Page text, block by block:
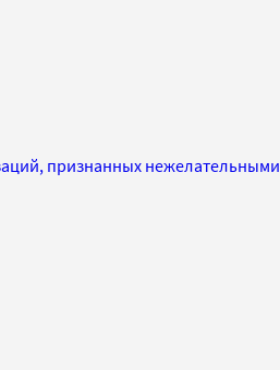
признанных нежелательными